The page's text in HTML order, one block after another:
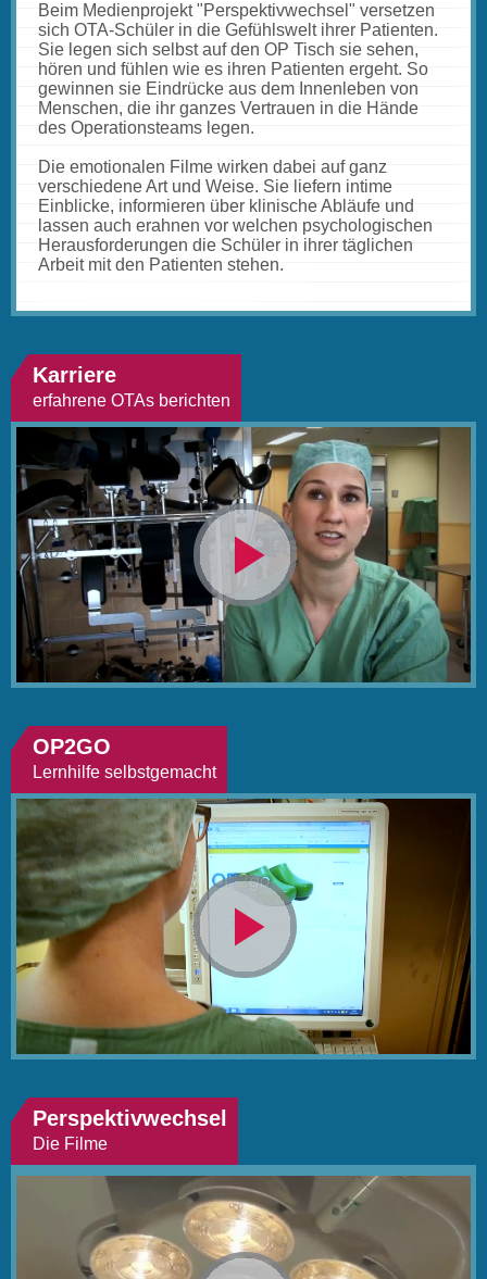
Beim Medienprojekt "Perspektivwechsel" versetzen
sich OTA-Schüler in die Gefühlswelt ihrer Patienten.
Sie legen sich selbst auf den OP Tisch sie sehen,
hören und fühlen wie es ihren Patienten ergeht. So
gewinnen sie Eindrücke aus dem Innenleben von
Menschen, die ihr ganzes Vertrauen in die Hände
des Operationsteams legen.
Die emotionalen Filme wirken dabei auf ganz
verschiedene Art und Weise. Sie liefern intime
Einblicke, informieren über klinische Abläufe und
lassen auch erahnen vor welchen psychologischen
Herausforderungen die Schüler in ihrer täglichen
Arbeit mit den Patienten stehen.
Karriere
erfahrene OTAs berichten
Video
abspielen
OP2GO
Lernhilfe selbstgemacht
Video
abspielen
Perspektivwechsel
Die Filme